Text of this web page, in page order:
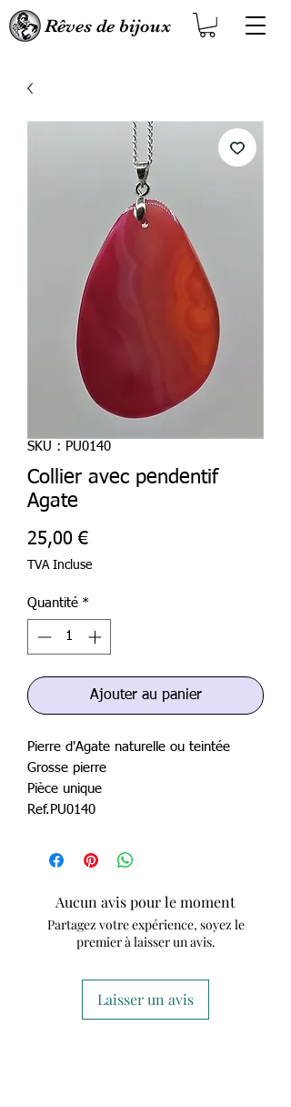
Rêves de bijoux
SKU : PU0140
Collier avec pendentif
Agate
25,00 €Prix
TVA Incluse
Quantité *
Ajouter au panier
Pierre d'Agate naturelle ou teintée
Grosse pierre
Pièce unique
Ref.PU0140
Aucun avis pour le moment
Partagez votre expérience, soyez le
premier à laisser un avis.
Laisser un avis